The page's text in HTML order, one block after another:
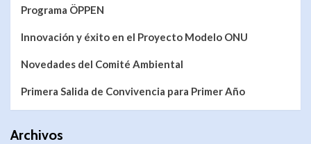
Programa ÖPPEN
Innovación y éxito en el Proyecto Modelo ONU
Novedades del Comité Ambiental
Primera Salida de Convivencia para Primer Año
Archivos